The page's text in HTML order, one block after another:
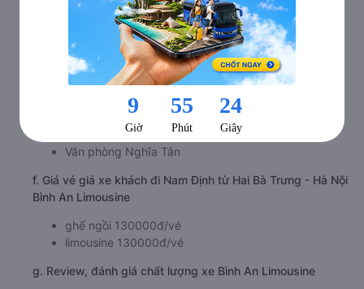
d. Các điểm đón khách của nhà xe Bình An Limousine
Văn phòng Ao Sào
e. Các điểm trả khách của nhà xe Bình An Limousine
Văn phòng Giao Thuỷ
Văn phòng Giao Thịnh
Văn phòng Nghĩa Tân
f. Giá vé giá xe khách đi Nam Định từ Hai Bà Trưng - Hà Nội
Bình An Limousine
ghế ngồi 130000đ/vé
limousine 130000đ/vé
g. Review, đánh giá chất lượng xe Bình An Limousine